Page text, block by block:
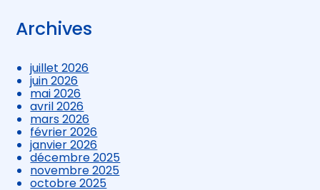
Archives
juillet 2026
juin 2026
mai 2026
avril 2026
mars 2026
février 2026
janvier 2026
décembre 2025
novembre 2025
octobre 2025